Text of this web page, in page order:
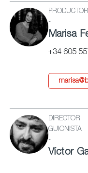
PRODUCTOR
-
Marisa
+34 605
DIRECTOR
GUIONISTA
-
Víctor